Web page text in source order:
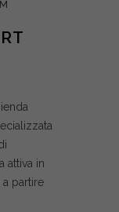
attiva in
partire